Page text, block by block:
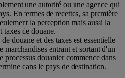
une autorité ou une agence qui
En termes de recettes, sa première
la perception mais aussi la
taxes de douane.
douane et des taxes est essentielle
entrant et sortant d'un
processus douanier commence dans
dans le pays de destination.